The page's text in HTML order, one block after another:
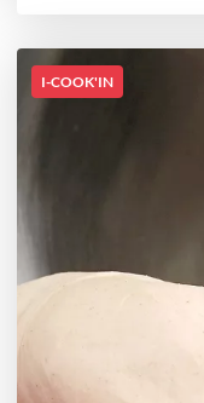
I-COOK'IN